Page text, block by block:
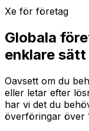
Xe för företag
Globala
enklare sätt
Oavsett om du
eller letar efter
har vi det du
överföringar över